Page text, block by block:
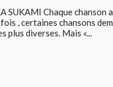
SUKAMI Chaque chanson
, certaines chansons
plus diverses. Mais «...